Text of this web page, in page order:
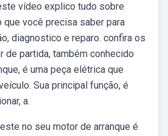
vídeo explico tudo sobre
que você precisa saber para
diagnostico e reparo. confira os
de partida, também conhecido
é uma peça elétrica que
Sua principal função, é
a.
no seu motor de arranque é